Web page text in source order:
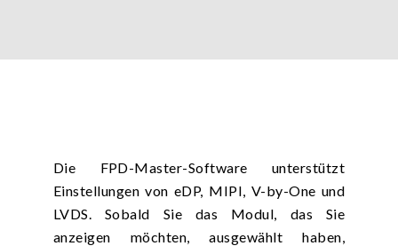
Die FPD-Master-Software unterstützt
Einstellungen von eDP, MIPI, V-by-One und
LVDS. Sobald Sie das Modul, das Sie
anzeigen möchten, ausgewählt haben,